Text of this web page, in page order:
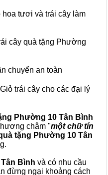
hoa tươi và trái cây làm
cây quà tặng Phường
chuyển an toàn
trái cây cho các đại lý
Phường 10 Tân Bình
châm "một chữ tín
tặng Phường 10 Tân
Bình và có nhu cầu
đừng ngại khoảng cách